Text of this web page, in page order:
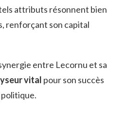
attributs résonnent bien
renforçant son capital
entre Lecornu et sa
vital pour son succès
politique.